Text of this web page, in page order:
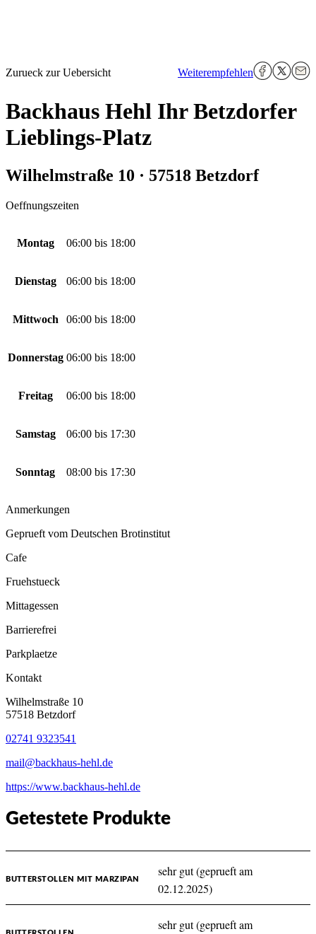
Zurueck zur Uebersicht Weiterempfehlen
Backhaus Hehl Ihr Betzdorfer
Lieblings-Platz
Wilhelmstraße 10 · 57518 Betzdorf
Oeffnungszeiten
Montag 06:00 bis 18:00
Dienstag 06:00 bis 18:00
Mittwoch 06:00 bis 18:00
Donnerstag 06:00 bis 18:00
Freitag 06:00 bis 18:00
Samstag 06:00 bis 17:30
Sonntag 08:00 bis 17:30
Anmerkungen
Geprueft vom Deutschen Brotinstitut
Cafe
Fruehstueck
Mittagessen
Barrierefrei
Parkplaetze
Kontakt
Wilhelmstraße 10
57518 Betzdorf
02741 9323541
mail@backhaus-hehl.de
https://www.backhaus-hehl.de
Getestete Produkte
BUTTERSTOLLEN MIT MARZIPAN
sehr gut (geprueft am
02.12.2025)
sehr gut (geprueft am